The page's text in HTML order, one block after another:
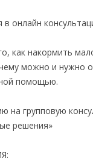
в онлайн
как накормить
можно и нужно
помощью.
на групповую
решения»